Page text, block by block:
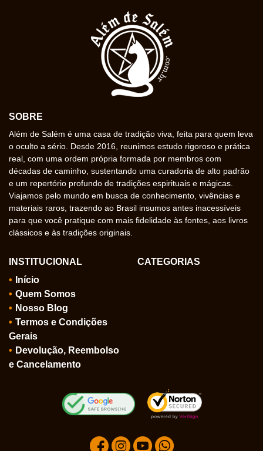
SOBRE
Além de Salém é uma casa de tradição viva, feita para quem leva
o oculto a sério. Desde 2016, reunimos estudo rigoroso e prática
real, com uma ordem própria formada por membros com
décadas de caminho, sustentando uma curadoria de alto padrão
e um repertório profundo de tradições espirituais e mágicas.
Viajamos pelo mundo em busca de conhecimento, vivências e
materiais raros, trazendo ao Brasil insumos antes inacessíveis
para que você pratique com mais fidelidade às fontes, aos livros
clássicos e às tradições originais.
INSTITUCIONAL
Início
Quem Somos
Nosso Blog
Termos e Condições
Gerais
Devolução, Reembolso
e Cancelamento
CATEGORIAS